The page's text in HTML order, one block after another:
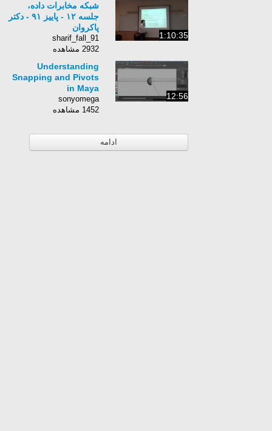
1:10:35
شبکه مخابرات داده،
جلسه ۱۲ - پاییز ۹۱ - دکتر
پاکروان
sharif_fall_91
2932 مشاهده
12:56
Understanding
Snapping and Pivots
in Maya
sonyomega
1452 مشاهده
ادامه